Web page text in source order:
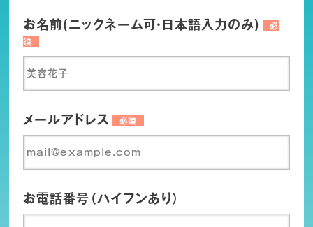
お名前(ニックネーム可・日本語入力のみ)
必
須
メールアドレス 必須
お電話番号（ハイフンあり）